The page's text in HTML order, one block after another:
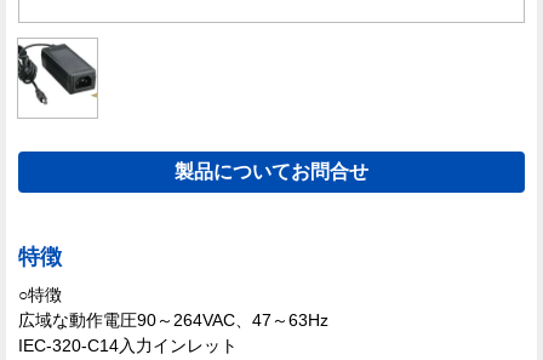
製品についてお問合せ
特徴
○特徴
広域な動作電圧90～264VAC、47～63Hz
IEC-320-C14入力インレット